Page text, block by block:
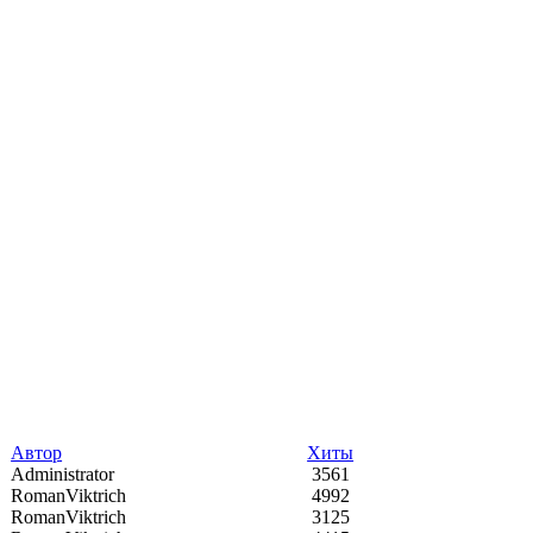
Автор
Хиты
Administrator
3561
RomanViktrich
4992
RomanViktrich
3125